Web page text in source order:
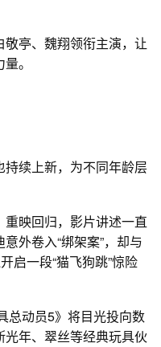
亭、魏翔领衔主演，让
。
续上新，为不同年龄层
映回归，影片讲述一直
外卷入“绑架案”，却与
启一段“猫飞狗跳”惊险
动员5》将目光投向数
年、翠丝等经典玩具伙